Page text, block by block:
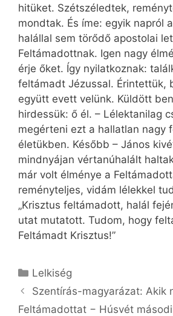
hitüket. Szétszéledtek,
mondtak. És íme: egyik napról
halállal sem törődő apostolai
Feltámadottnak. Igen nagy
érje őket. Így nyilatkoznak:
feltámadt Jézussal. Érintettük,
együtt evett velünk. Küldött
hirdessük: ő él. – Lélektanilag
megérteni ezt a hallatlan nagy
életükben. Később – János
mindnyájan vértanúhalált
már volt élménye a
reményteljes, vidám lélekkel
„Krisztus feltámadott, halál
utat mutatott. Tudom, hogy
Feltámadt Krisztus!”
Kategória
Lelkiség
Szentírás-magyarázat: Akik
Feltámadottat − Húsvét